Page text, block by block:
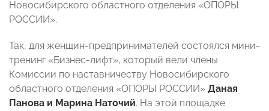
Новосибирского областного отделения «ОПОРЫ
РОССИИ».
Так, для женщин-предпринимателей состоялся мини-
тренинг «Бизнес-лифт», который вели члены
Комиссии по наставничеству Новосибирского
областного отделения «ОПОРЫ РОССИИ» Даная
Панова и Марина Наточий. На этой площадке